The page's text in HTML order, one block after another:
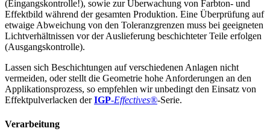
(Eingangskontrolle!), sowie zur Überwachung von Farbton- und
Effektbild während der gesamten Produktion. Eine Überprüfung auf
etwaige Abweichung von den Toleranzgrenzen muss bei geeigneten
Lichtverhältnissen vor der Auslieferung beschichteter Teile erfolgen
(Ausgangskontrolle).
Lassen sich Beschichtungen auf verschiedenen Anlagen nicht
vermeiden, oder stellt die Geometrie hohe Anforderungen an den
Applikationsprozess, so empfehlen wir unbedingt den Einsatz von
Effektpulverlacken derIGP-Effectives®-Serie.
Verarbeitung